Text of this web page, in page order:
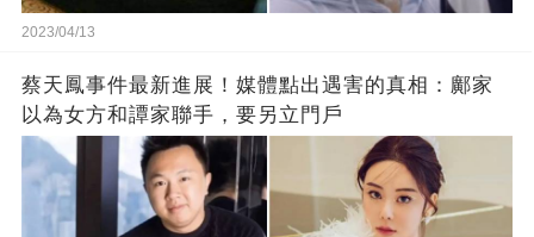
2023/04/13
蔡天鳳事件最新進展！媒體點出遇害的真相：鄺家
以為女方和譚家聯手，要另立門戶